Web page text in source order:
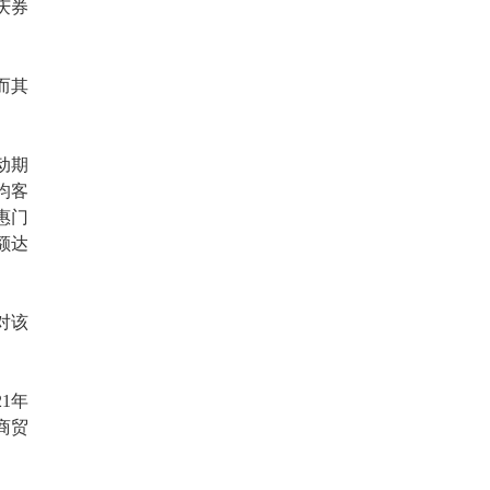
券
其
期
客
门
达
该
年
贸